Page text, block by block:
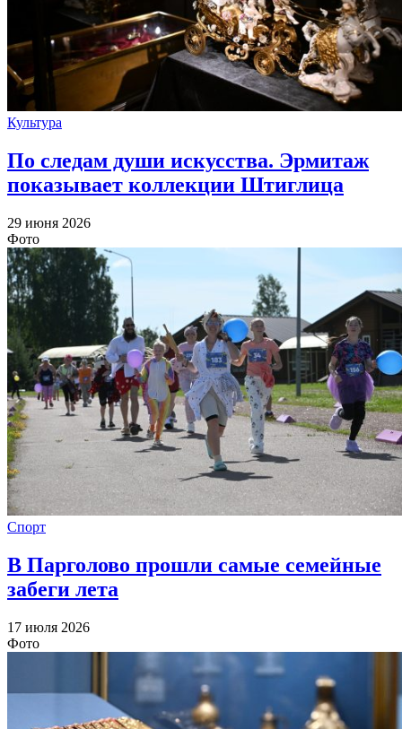
Культура
По следам души искусства. Эрмитаж
показывает коллекции Штиглица
29 июня 2026
Фото
Спорт
В Парголово прошли самые семейные
забеги лета
17 июля 2026
Фото